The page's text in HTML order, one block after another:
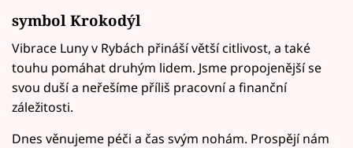
symbol Krokodýl
Vibrace Luny v Rybách přináší větší citlivost, a také
touhu pomáhat druhým lidem. Jsme propojenější se
svou duší a neřešíme příliš pracovní a finanční
záležitosti.
Dnes věnujeme péči a čas svým nohám. Prospějí nám